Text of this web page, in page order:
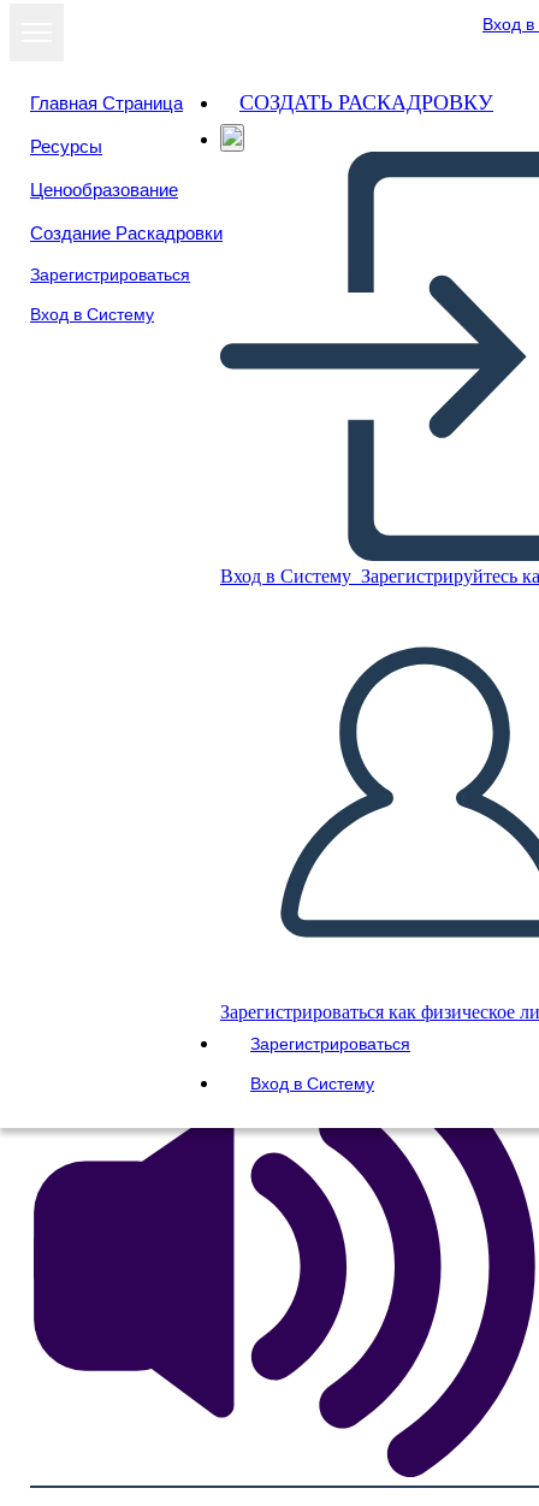
Вход
Главная Страница
Ресурсы
Ценообразование
Создание Раскадровки
Зарегистрироваться
Вход в Систему
СОЗДАТЬ РАСКАДРОВКУ
Вход в Систему Зарегистрируйтесь
Зарегистрироваться как физическое
Зарегистрироваться
Вход в Систему
Рабочий Лист
Организатора Научной
Лаборатории
Скопируйте эту раскадровку
СОЗДАТЬ РАСКАДРОВКУ